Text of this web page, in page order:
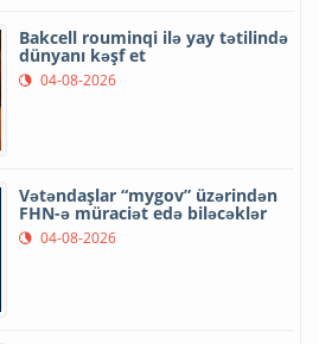
Bakcell rouminqi ilə yay tətilində
dünyanı kəşf et
04-08-2026
Vətəndaşlar “mygov” üzərindən
FHN-ə müraciət edə biləcəklər
04-08-2026